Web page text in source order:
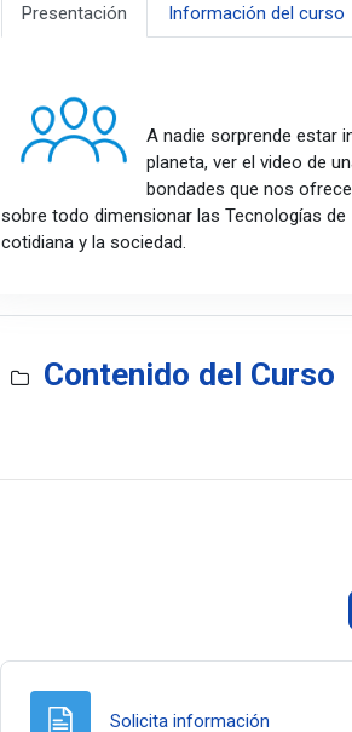
Presentación Información del curso
A nadie sorprende estar
planeta, ver el video de
bondades que nos
sobre todo dimensionar las Tecnologías
cotidiana y la sociedad.
Contenido del Curso
Solicita información